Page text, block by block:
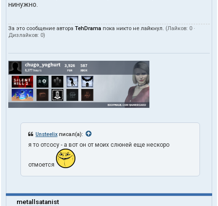
нинужно.
За это сообщение автора TehDrama пока никто не лайкнул. (Лайков: 0 ·
Дизлайков: 0)
Unsteelix писал(а):
я то отсосу - а вот он от моих слюней еще нескоро
отмоется
metallsatanist